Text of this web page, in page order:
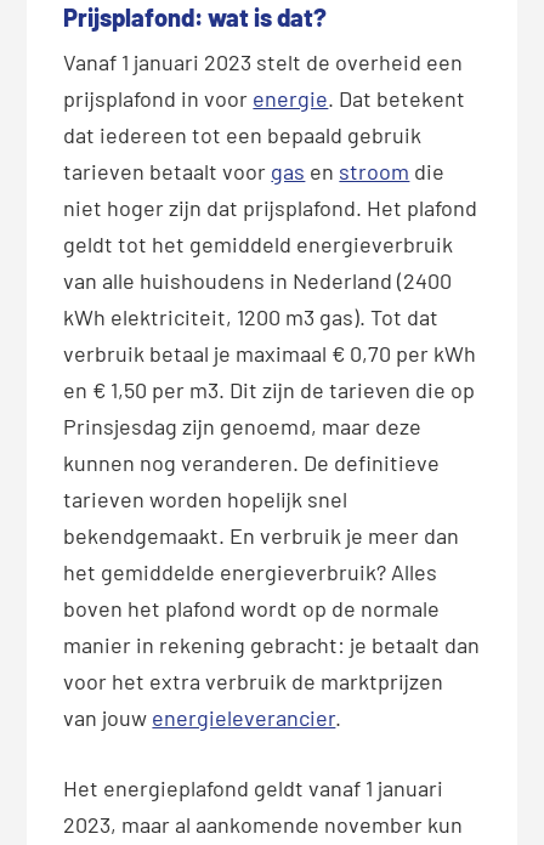
Prijsplafond: wat is dat?
Vanaf 1 januari 2023 stelt de overheid een
prijsplafond in voor energie. Dat betekent
dat iedereen tot een bepaald gebruik
tarieven betaalt voor gas en stroom die
niet hoger zijn dat prijsplafond. Het plafond
geldt tot het gemiddeld energieverbruik
van alle huishoudens in Nederland (2400
kWh elektriciteit, 1200 m3 gas). Tot dat
verbruik betaal je maximaal € 0,70 per kWh
en € 1,50 per m3. Dit zijn de tarieven die op
Prinsjesdag zijn genoemd, maar deze
kunnen nog veranderen. De definitieve
tarieven worden hopelijk snel
bekendgemaakt. En verbruik je meer dan
het gemiddelde energieverbruik? Alles
boven het plafond wordt op de normale
manier in rekening gebracht: je betaalt dan
voor het extra verbruik de marktprijzen
van jouw energieleverancier.
Het energieplafond geldt vanaf 1 januari
2023, maar al aankomende november kun